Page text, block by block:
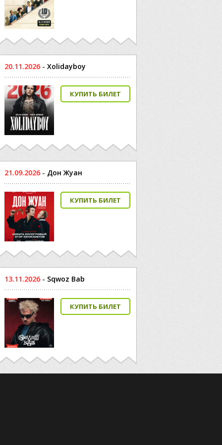
20.11.2026 - Xolidayboy
КУПИТЬ БИЛЕТ
21.09.2026 - Дон Жуан
КУПИТЬ БИЛЕТ
13.11.2026 - Sqwoz Bab
КУПИТЬ БИЛЕТ